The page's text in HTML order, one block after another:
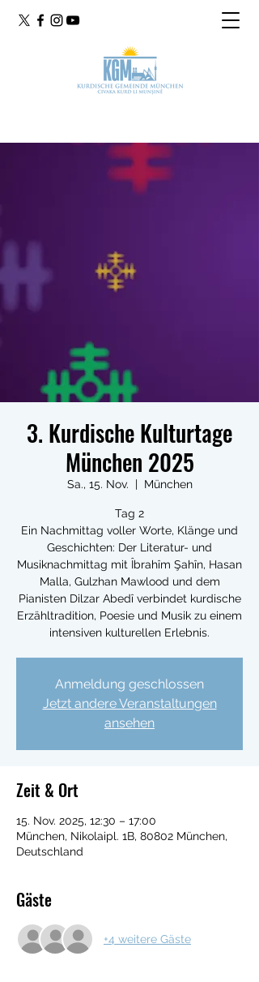
3. Kurdische Kulturtage
München 2025
Sa., 15. Nov.
  |
München
Tag 2
Ein Nachmittag voller Worte, Klänge und
Geschichten: Der Literatur- und
Musiknachmittag mit Îbrahîm Şahîn, Hasan
Malla, Gulzhan Mawlood und dem
Pianisten Dilzar Abedî verbindet kurdische
Erzähltradition, Poesie und Musik zu einem
intensiven kulturellen Erlebnis.
Anmeldung geschlossen
Jetzt andere Veranstaltungen
ansehen
Zeit & Ort
15. Nov. 2025, 12:30 – 17:00
München, Nikolaipl. 1B, 80802 München,
Deutschland
Gäste
+4 weitere Gäste